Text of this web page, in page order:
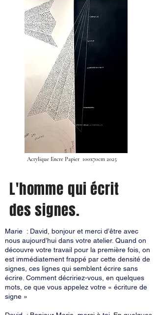
Acrylique Encre Papier 100x70cm 2025
L'homme qui écrit
des signes.
Marie : David, bonjour et merci d’être avec
nous aujourd’hui dans votre atelier. Quand on
découvre votre travail pour la première fois, on
est immédiatement frappé par cette densité de
signes, ces lignes qui semblent écrire sans
écrire. Comment décririez-vous, en quelques
mots, ce que vous appelez votre « écriture de
signe »